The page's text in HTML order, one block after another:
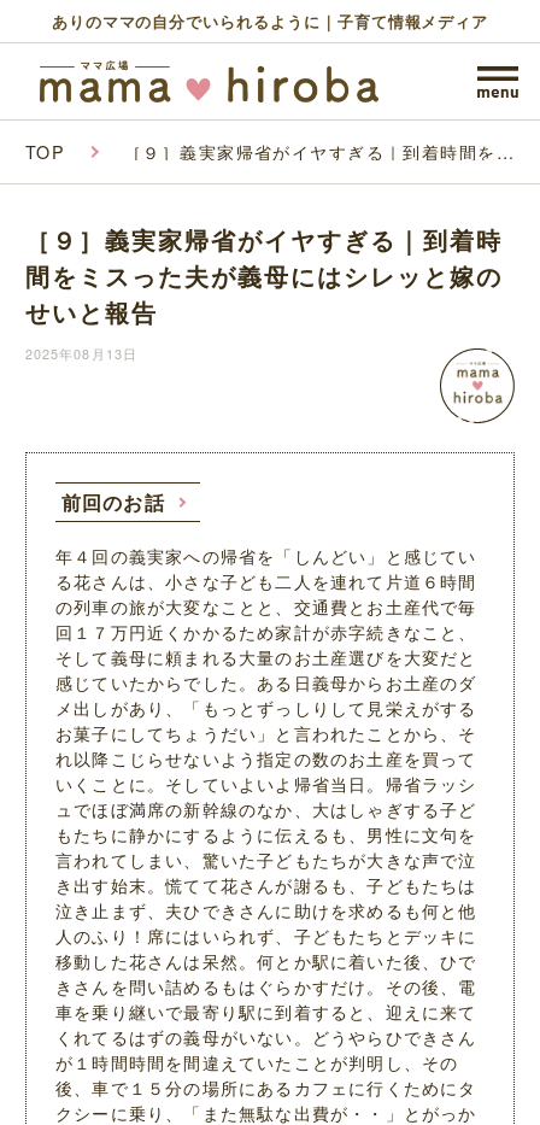
ありのママの自分でいられるように｜子育て情報メディア
TOP ［９］義実家帰省がイヤすぎる｜到着時間をミ
［９］義実家帰省がイヤすぎる｜到着時
間をミスった夫が義母にはシレッと嫁の
せいと報告
2025年08月13日
前回のお話
年４回の義実家への帰省を「しんどい」と感じてい
る花さんは、小さな子ども二人を連れて片道６時間
の列車の旅が大変なことと、交通費とお土産代で毎
回１７万円近くかかるため家計が赤字続きなこと、
そして義母に頼まれる大量のお土産選びを大変だと
感じていたからでした。ある日義母からお土産のダ
メ出しがあり、「もっとずっしりして見栄えがする
お菓子にしてちょうだい」と言われたことから、そ
れ以降こじらせないよう指定の数のお土産を買って
いくことに。そしていよいよ帰省当日。帰省ラッシ
ュでほぼ満席の新幹線のなか、大はしゃぎする子ど
もたちに静かにするように伝えるも、男性に文句を
言われてしまい、驚いた子どもたちが大きな声で泣
き出す始末。慌てて花さんが謝るも、子どもたちは
泣き止まず、夫ひできさんに助けを求めるも何と他
人のふり！席にはいられず、子どもたちとデッキに
移動した花さんは呆然。何とか駅に着いた後、ひで
きさんを問い詰めるもはぐらかすだけ。その後、電
車を乗り継いで最寄り駅に到着すると、迎えに来て
くれてるはずの義母がいない。どうやらひできさん
が１時間時間を間違えていたことが判明し、その
後、車で１５分の場所にあるカフェに行くためにタ
クシーに乗り、「また無駄な出費が・・」とがっか